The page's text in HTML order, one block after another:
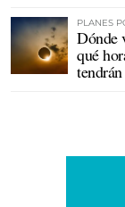
PLANES
Dónde
qué